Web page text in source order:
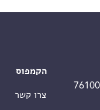
הקמפוס
צרו קשר